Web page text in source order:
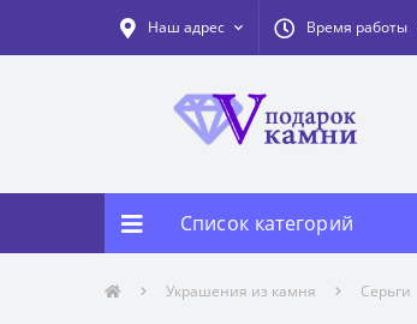
Наш адрес Время работы
Список категорий
Украшения из камня Серьги